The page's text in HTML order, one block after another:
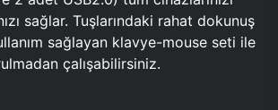
sağlar. Tuşlarındaki rahat dokunuş
sağlayan klavye-mouse seti ile
çalışabilirsiniz.